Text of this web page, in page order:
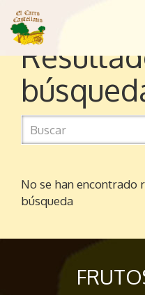
No se han encontrado
búsqueda